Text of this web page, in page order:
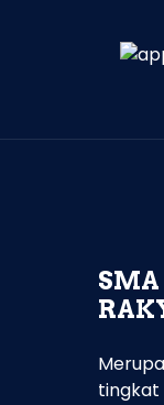
SMA
tingkat